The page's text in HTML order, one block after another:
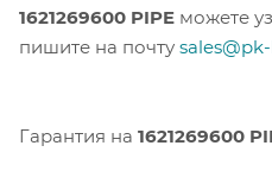
1621269600 PIPE можете
пишите на почту
Гарантия на 1621269600